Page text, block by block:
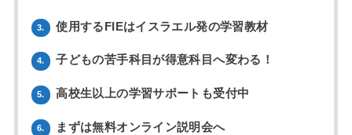
3. 使用するFIEはイスラエル発の学習教材
4. 子どもの苦手科目が得意科目へ変わる！
5. 高校生以上の学習サポートも受付中
6. まずは無料オンライン説明会へ